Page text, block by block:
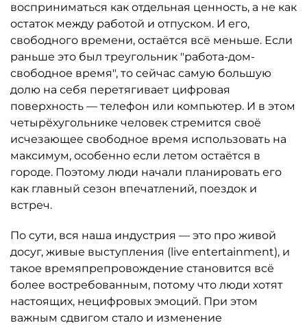
восприниматься как отдельная ценность, а не как
остаток между работой и отпуском. И его,
свободного времени, остаётся всё меньше. Если
раньше это был треугольник "работа-дом-
свободное время", то сейчас самую большую
долю на себя перетягивает цифровая
поверхность — телефон или компьютер. И в этом
четырёхугольнике человек стремится своё
исчезающее свободное время использовать на
максимум, особенно если летом остаётся в
городе. Поэтому люди начали планировать его
как главный сезон впечатлений, поездок и
встреч.
По сути, вся наша индустрия — это про живой
досуг, живые выступления (live entertainment), и
такое времяпрепровождение становится всё
более востребованным, потому что люди хотят
настоящих, нецифровых эмоций. При этом
важным сдвигом стало и изменение